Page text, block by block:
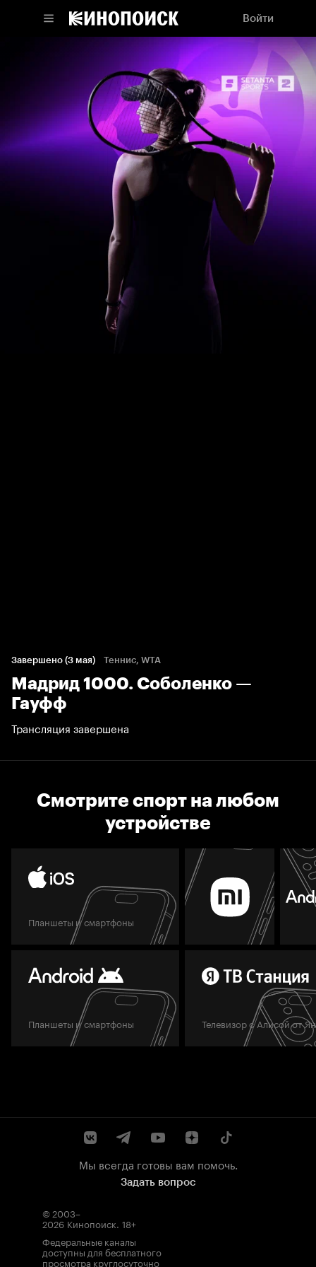
Войти
Завершено (3 мая) Теннис, WTA
Мадрид 1000. Соболенко —
Гауфф
Трансляция завершена
Смотрите спорт на любом
устройстве
Планшеты и смартфоны
Планшеты и смартфоны Телевизор с Алисой от
Мы всегда готовы вам помочь.
Задать вопрос
© 2003–
2026 Кинопоиск. 18+
Федеральные каналы
доступны для бесплатного
просмотра круглосуточно